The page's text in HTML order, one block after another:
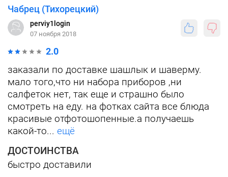
Чабрец (Тихорецкий)
perviy1login
07 ноября 2018
2.0
заказали по доставке шашлык и шаверму.
мало того,что ни набора приборов ,ни
салфеток нет, так еще и страшно было
смотреть на еду. на фотках сайта все блюда
красивые отфотошопенные.а получаешь
какой-то... ещё
ДОСТОИНСТВА
быстро доставили